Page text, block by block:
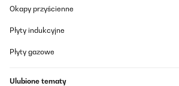
wir, dass sie sich sehr gut reinigen lässt –
vielen Spülgängen schön kräftig. Ein
Brotdose passt perfekt in den Ergobag-
aufzugehen.Der Preis ist zwar etwas höher,
weiterempfehlen!
Okapy przyścienne
Płyty indukcyjne
Płyty gazowe
Ulubione tematy